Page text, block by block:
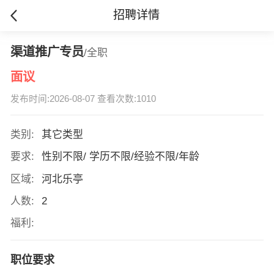
招聘详情
渠道推广专员/全职
面议
发布时间:2026-08-07 查看次数:1010
类别:
其它类型
要求:
性别不限/ 学历不限/经验不限/年龄
区域:
河北乐亭
人数:
2
福利:
职位要求